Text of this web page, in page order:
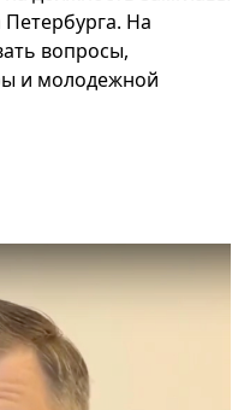
На
вопросы,
и молодежной